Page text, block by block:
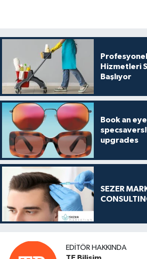
Hizmetleri
Başlıyor
Book an
upgrades
SEZER
EDITÖR HAKKINDA